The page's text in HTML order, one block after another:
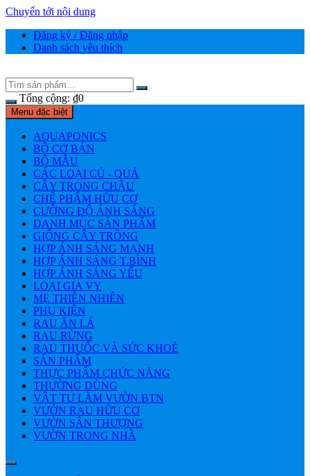
Chuyển tới nội dung
Đăng ký / Đăng nhập
Danh sách yêu thích
Tổng cộng: ₫0
Menu đặc biệt
AQUAPONICS
BỘ CƠ BẢN
BỘ MẪU
CÁC LOẠI CỦ - QUẢ
CÂY TRONG CHẬU
CHẾ PHẨM HỮU CƠ
CƯỜNG ĐỘ ÁNH SÁNG
DANH MỤC SẢN PHẨM
GIỐNG CÂY TRỒNG
HỢP ÁNH SÁNG MẠNH
HỢP ÁNH SÁNG T.BÌNH
HỢP ÁNH SÁNG YẾU
LOẠI GIA VỴ
MẸ THIÊN NHIÊN
PHỤ KIỆN
RAU ĂN LÁ
RAU RỪNG
RAU THUỐC VÀ SỨC KHOẺ
SẢN PHẨM
THỰC PHẨM CHỨC NĂNG
THƯỜNG DÙNG
VẬT TƯ LÀM VƯỜN BTN
VƯỜN RAU HỮU CƠ
VƯỜN SÂN THƯỢNG
VƯỜN TRONG NHÀ